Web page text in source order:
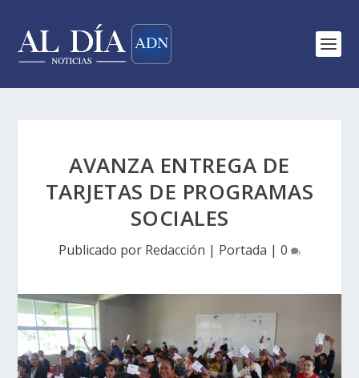
AVANZA ENTREGA DE
TARJETAS DE PROGRAMAS
SOCIALES
Publicado por Redacción | Portada | 0